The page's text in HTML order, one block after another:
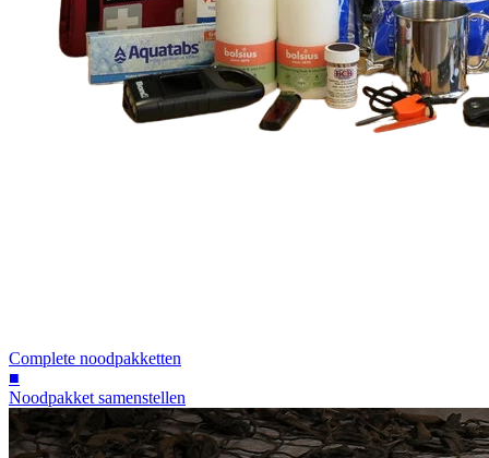
Complete noodpakketten
■
Noodpakket samenstellen